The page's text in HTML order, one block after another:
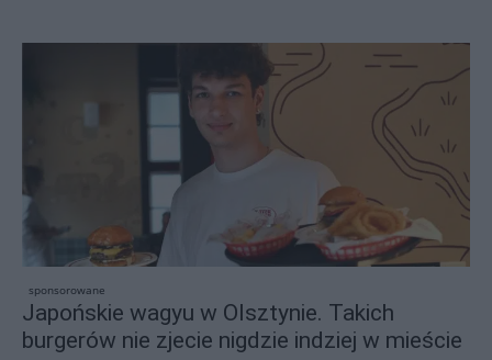
sponsorowane
Japońskie wagyu w Olsztynie. Takich
burgerów nie zjecie nigdzie indziej w mieście